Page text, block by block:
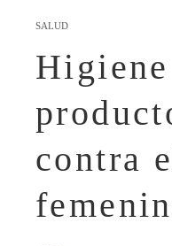
SALUD
contra